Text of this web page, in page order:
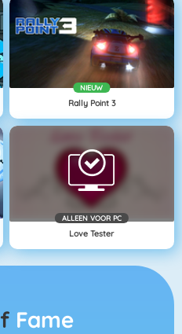
NIEUW
Rally Point 3
ALLEEN VOOR PC
Love Tester
Fame